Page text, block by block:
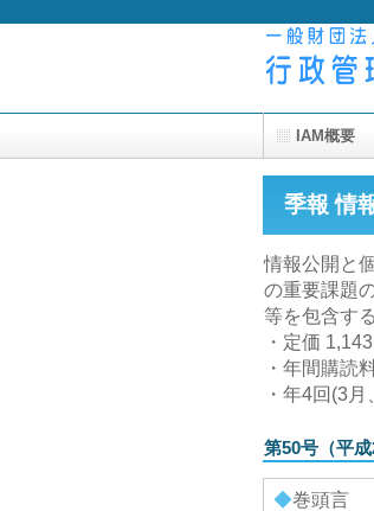
季報 情
情報公開と
の重要課題
等を包含す
・定価
・年間購読
・年4回(3
第50号（平成
◆巻頭言
IAM概要